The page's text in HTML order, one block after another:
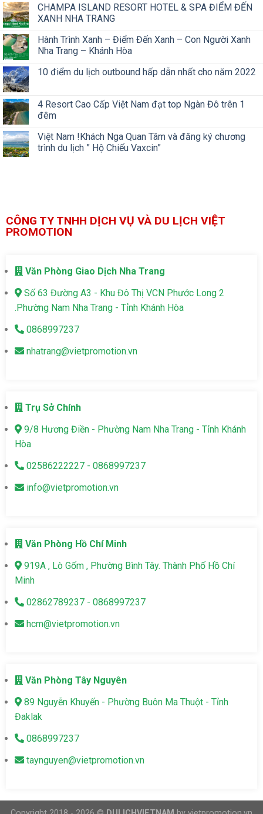
CHAMPA ISLAND RESORT HOTEL & SPA ĐIỂM ĐẾN
XANH NHA TRANG
Hành Trình Xanh – Điểm Đến Xanh – Con Người Xanh
Nha Trang – Khánh Hòa
10 điểm du lịch outbound hấp dẫn nhất cho năm 2022
4 Resort Cao Cấp Việt Nam đạt top Ngàn Đô trên 1
đêm
Việt Nam !Khách Nga Quan Tâm và đăng ký chương
trình du lịch ” Hộ Chiếu Vaxcin”
CÔNG TY TNHH DỊCH VỤ VÀ DU LỊCH VIỆT
PROMOTION
Văn Phòng Giao Dịch Nha Trang
Số 63 Đường A3 - Khu Đô Thị VCN Phước Long 2
.Phường Nam Nha Trang - Tỉnh Khánh Hòa
0868997237
nhatrang@vietpromotion.vn
Trụ Sở Chính
9/8 Hương Điền - Phường Nam Nha Trang - Tỉnh Khánh
Hòa
02586222227 - 0868997237
info@vietpromotion.vn
Văn Phòng Hồ Chí Minh
919A , Lò Gốm , Phường Bình Tây. Thành Phố Hồ Chí
Minh
02862789237 - 0868997237
hcm@vietpromotion.vn
Văn Phòng Tây Nguyên
89 Nguyễn Khuyến - Phường Buôn Ma Thuột - Tỉnh
Đaklak
0868997237
taynguyen@vietpromotion.vn